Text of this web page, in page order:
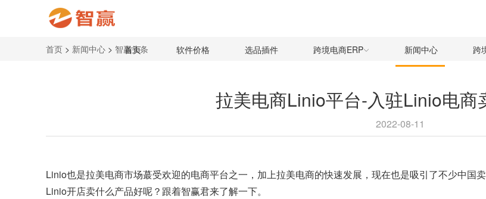
首页 软件价格 选品插件 跨境电商ERP 新闻中心 跨
首页 > 新闻中心 > 智赢头条
拉美电商Linio平台-入驻Linio电商
2022-08-11
Linio也是拉美电商市场蕞受欢迎的电商平台之一，加上拉美电商的快速发展，现在也是吸引了不少中国
Linio开店卖什么产品好呢？跟着智赢君来了解一下。